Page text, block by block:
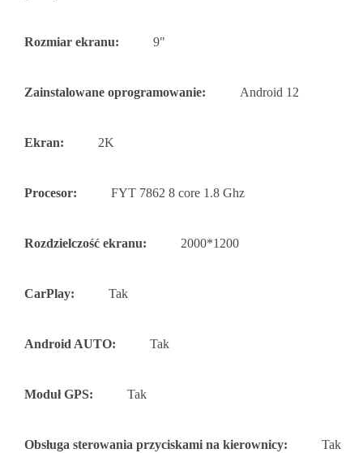
Rozmiar ekranu: 9"
Zainstalowane oprogramowanie: Android 12
Ekran: 2K
Procesor: FYT 7862 8 core 1.8 Ghz
Rozdzielczość ekranu: 2000*1200
CarPlay: Tak
Android AUTO: Tak
Moduł GPS: Tak
Obsługa sterowania przyciskami na kierownicy: Tak